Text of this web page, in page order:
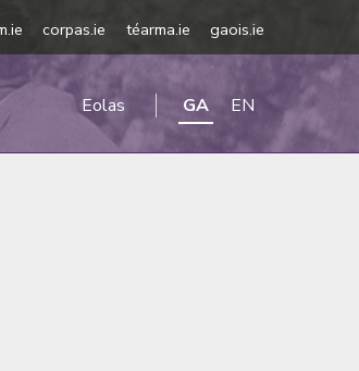
corpas.ie téarma.ie gaois.ie
Eolas GA EN